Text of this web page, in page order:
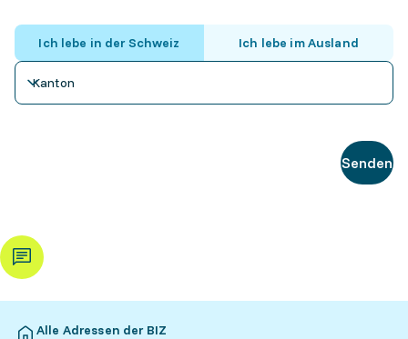
Ich lebe in der Schweiz Ich lebe im Ausland
Kanton
Senden
Alle Adressen der BIZ